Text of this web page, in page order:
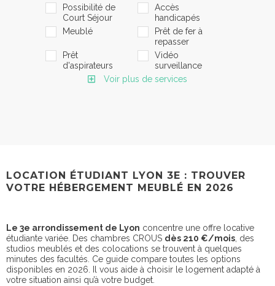
Possibilité de
Court Séjour
Accès
handicapés
Meublé
Prêt de fer à
repasser
Prêt
d'aspirateurs
Vidéo
surveillance
Voir plus de services
LOCATION ÉTUDIANT LYON 3E : TROUVER
VOTRE HÉBERGEMENT MEUBLÉ EN 2026
Le 3e arrondissement de Lyon concentre une offre locative
étudiante variée. Des chambres CROUS dès 210 €/mois, des
studios meublés et des colocations se trouvent à quelques
minutes des facultés. Ce guide compare toutes les options
disponibles en 2026. Il vous aide à choisir le logement adapté à
votre situation ainsi qu’à votre budget.